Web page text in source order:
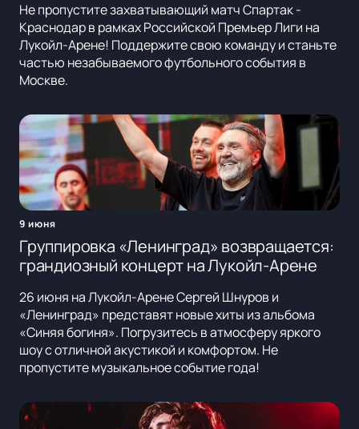
Не пропустите захватывающий матч Спартак -
Краснодар в рамках Российской Премьер Лиги на
Лукойл-Арене! Поддержите свою команду и станьте
частью незабываемого футбольного события в
Москве.
9 июня
Группировка «Ленинград» возвращается:
грандиозный концерт на Лукойл-Арене
26 июня на Лукойл-Арене Сергей Шнуров и
«Ленинград» представят новые хиты из альбома
«Синяя богиня». Погрузитесь в атмосферу яркого
шоу с отличной акустикой и комфортом. Не
пропустите музыкальное событие года!